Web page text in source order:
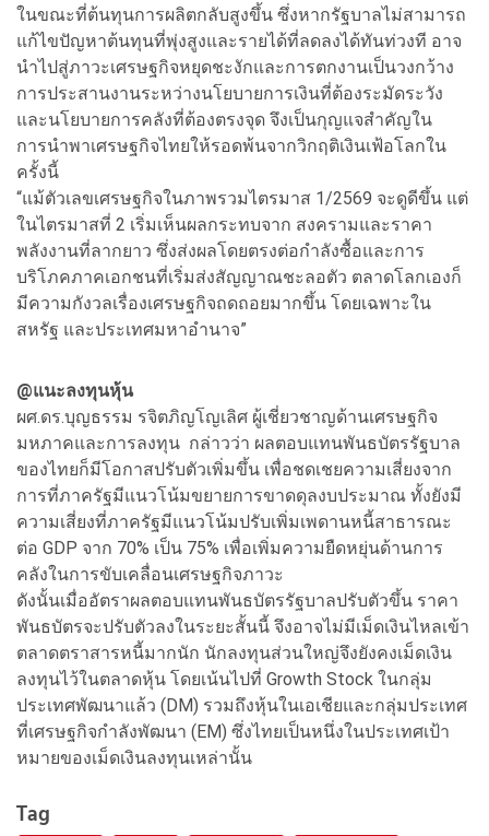
ในขณะที่ต้นทุนการผลิตกลับสูงขึ้น ซึ่งหากรัฐบาลไม่สามารถ
แก้ไขปัญหาต้นทุนที่พุ่งสูงและรายได้ที่ลดลงได้ทันท่วงที อาจ
นำไปสู่ภาวะเศรษฐกิจหยุดชะงักและการตกงานเป็นวงกว้าง
การประสานงานระหว่างนโยบายการเงินที่ต้องระมัดระวัง
และนโยบายการคลังที่ต้องตรงจุด จึงเป็นกุญแจสำคัญใน
การนำพาเศรษฐกิจไทยให้รอดพ้นจากวิกฤติเงินเฟ้อโลกใน
ครั้งนี้
“แม้ตัวเลขเศรษฐกิจในภาพรวมไตรมาส 1/2569 จะดูดีขึ้น แต่
ในไตรมาสที่ 2 เริ่มเห็นผลกระทบจาก สงครามและราคา
พลังงานที่ลากยาว ซึ่งส่งผลโดยตรงต่อกำลังซื้อและการ
บริโภคภาคเอกชนที่เริ่มส่งสัญญาณชะลอตัว ตลาดโลกเองก็
มีความกังวลเรื่องเศรษฐกิจถดถอยมากขึ้น โดยเฉพาะใน
สหรัฐ และประเทศมหาอำนาจ”
@แนะลงทุนหุ้น
ผศ.ดร.บุญธรรม รจิตภิญโญเลิศ ผู้เชี่ยวชาญด้านเศรษฐกิจ
มหภาคและการลงทุน กล่าวว่า ผลตอบแทนพันธบัตรรัฐบาล
ของไทยก็มีโอกาสปรับตัวเพิ่มขึ้น เพื่อชดเชยความเสี่ยงจาก
การที่ภาครัฐมีแนวโน้มขยายการขาดดุลงบประมาณ ทั้งยังมี
ความเสี่ยงที่ภาครัฐมีแนวโน้มปรับเพิ่มเพดานหนี้สาธารณะ
ต่อ GDP จาก 70% เป็น 75% เพื่อเพิ่มความยืดหยุ่นด้านการ
คลังในการขับเคลื่อนเศรษฐกิจภาวะ
ดังนั้นเมื่ออัตราผลตอบแทนพันธบัตรรัฐบาลปรับตัวขึ้น ราคา
พันธบัตรจะปรับตัวลงในระยะสั้นนี้ จึงอาจไม่มีเม็ดเงินไหลเข้า
ตลาดตราสารหนี้มากนัก นักลงทุนส่วนใหญ่จึงยังคงเม็ดเงิน
ลงทุนไว้ในตลาดหุ้น โดยเน้นไปที่ Growth Stock ในกลุ่ม
ประเทศพัฒนาแล้ว (DM) รวมถึงหุ้นในเอเชียและกลุ่มประเทศ
ที่เศรษฐกิจกำลังพัฒนา (EM) ซึ่งไทยเป็นหนึ่งในประเทศเป้า
หมายของเม็ดเงินลงทุนเหล่านั้น
Tag